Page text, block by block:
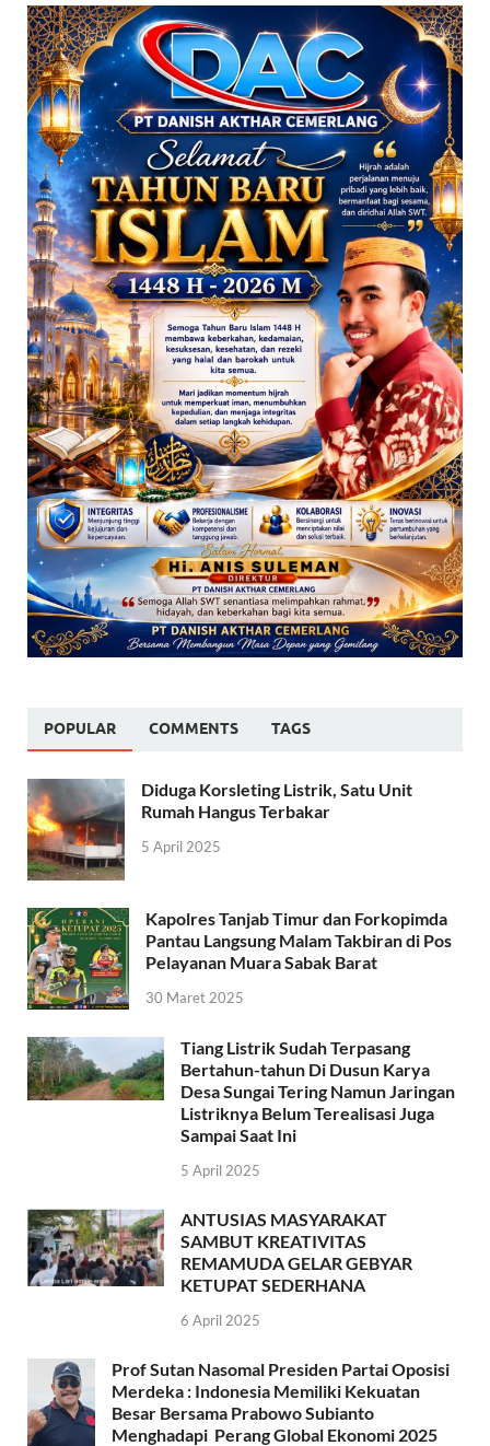
POPULAR COMMENTS TAGS
Diduga Korsleting Listrik, Satu Unit
Rumah Hangus Terbakar
5 April 2025
Kapolres Tanjab Timur dan Forkopimda
Pantau Langsung Malam Takbiran di Pos
Pelayanan Muara Sabak Barat
30 Maret 2025
Tiang Listrik Sudah Terpasang
Bertahun-tahun Di Dusun Karya
Desa Sungai Tering Namun Jaringan
Listriknya Belum Terealisasi Juga
Sampai Saat Ini
5 April 2025
ANTUSIAS MASYARAKAT
SAMBUT KREATIVITAS
REMAMUDA GELAR GEBYAR
KETUPAT SEDERHANA
6 April 2025
Prof Sutan Nasomal Presiden Partai Oposisi
Merdeka : Indonesia Memiliki Kekuatan
Besar Bersama Prabowo Subianto
Menghadapi Perang Global Ekonomi 2025